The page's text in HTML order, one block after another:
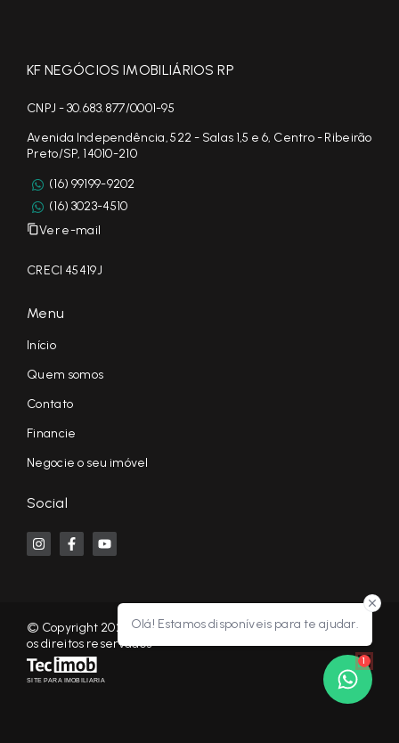
Olá! Estamos disponíveis para te ajudar.
1
KF NEGÓCIOS IMOBILIÁRIOS RP
CNPJ - 30.683.877/0001-95
Avenida Independência, 522 - Salas 1,5 e 6, Centro - Ribeirão
Preto/SP, 14010-210
(16) 99199-9202
(16) 3023-4510
Ver e-mail
CRECI 45419J
Menu
Início
Quem somos
Contato
Financie
Negocie o seu imóvel
Social
© Copyright 2026 - KF NEGÓCIOS IMOBILIÁRIOS RP - Todos
os direitos reservados
SITE PARA IMOBILIARIA